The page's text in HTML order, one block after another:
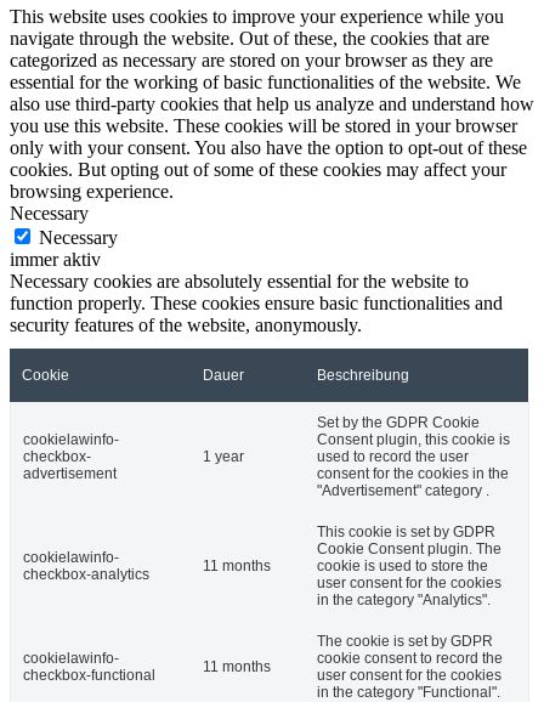
This website uses cookies to improve your experience while you
navigate through the website. Out of these, the cookies that are
categorized as necessary are stored on your browser as they are
essential for the working of basic functionalities of the website. We
also use third-party cookies that help us analyze and understand how
you use this website. These cookies will be stored in your browser
only with your consent. You also have the option to opt-out of these
cookies. But opting out of some of these cookies may affect your
browsing experience.
Necessary
Necessary
immer aktiv
Necessary cookies are absolutely essential for the website to
function properly. These cookies ensure basic functionalities and
security features of the website, anonymously.
Cookie Dauer Beschreibung
cookielawinfo-
checkbox-
advertisement
1 year
Set by the GDPR Cookie
Consent plugin, this cookie is
used to record the user
consent for the cookies in the
"Advertisement" category .
cookielawinfo-
checkbox-analytics
11 months
This cookie is set by GDPR
Cookie Consent plugin. The
cookie is used to store the
user consent for the cookies
in the category "Analytics".
cookielawinfo-
checkbox-functional
11 months
The cookie is set by GDPR
cookie consent to record the
user consent for the cookies
in the category "Functional".